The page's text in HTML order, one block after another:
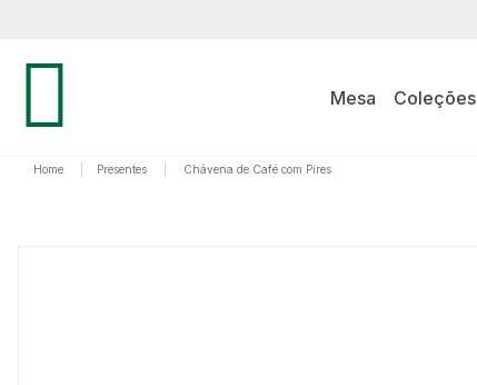
Mesa Coleções
Home Presentes Chávena de Café com Pires